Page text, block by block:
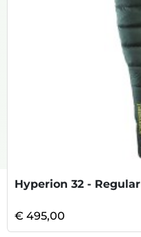
Hyperion 32 - Regular
€ 495,00